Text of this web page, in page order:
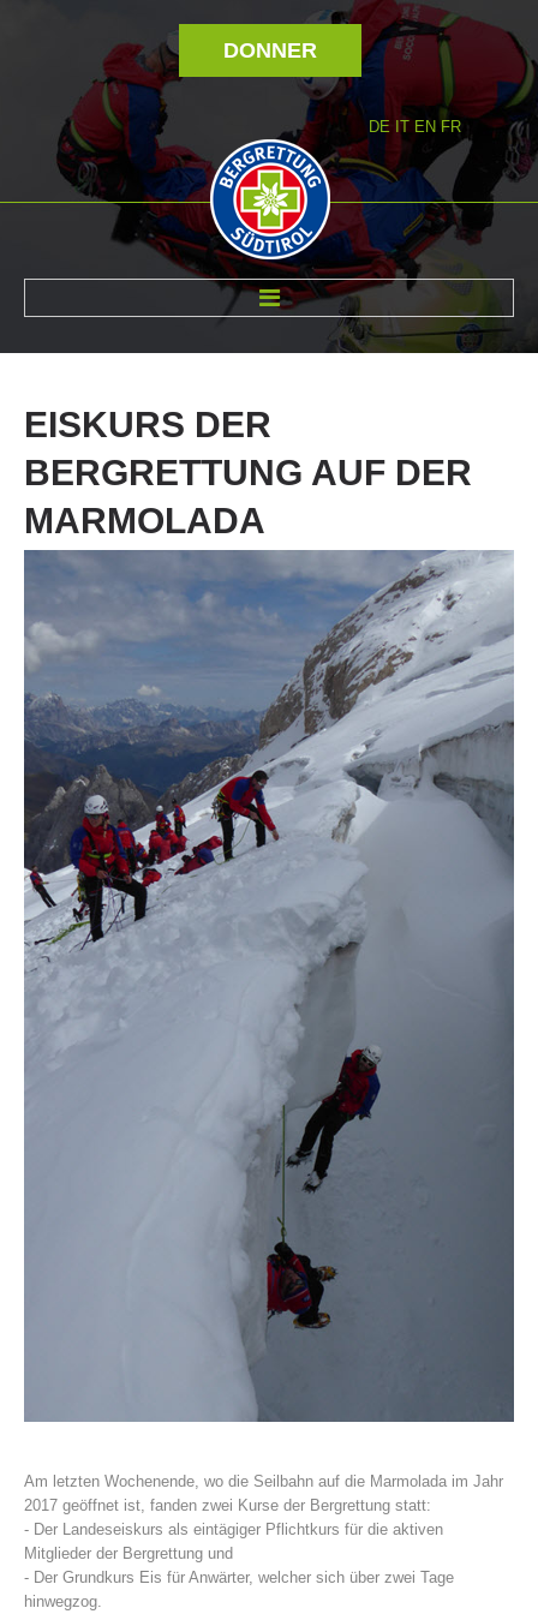
DONNER
DE IT EN FR
Histoire de l'association
EISKURS DER
BERGRETTUNG AUF DER
MARMOLADA
Am letzten Wochenende, wo die Seilbahn auf die Marmolada im Jahr
2017 geöffnet ist, fanden zwei Kurse der Bergrettung statt:
- Der Landeseiskurs als eintägiger Pflichtkurs für die aktiven
Mitglieder der Bergrettung und
- Der Grundkurs Eis für Anwärter, welcher sich über zwei Tage
hinwegzog.